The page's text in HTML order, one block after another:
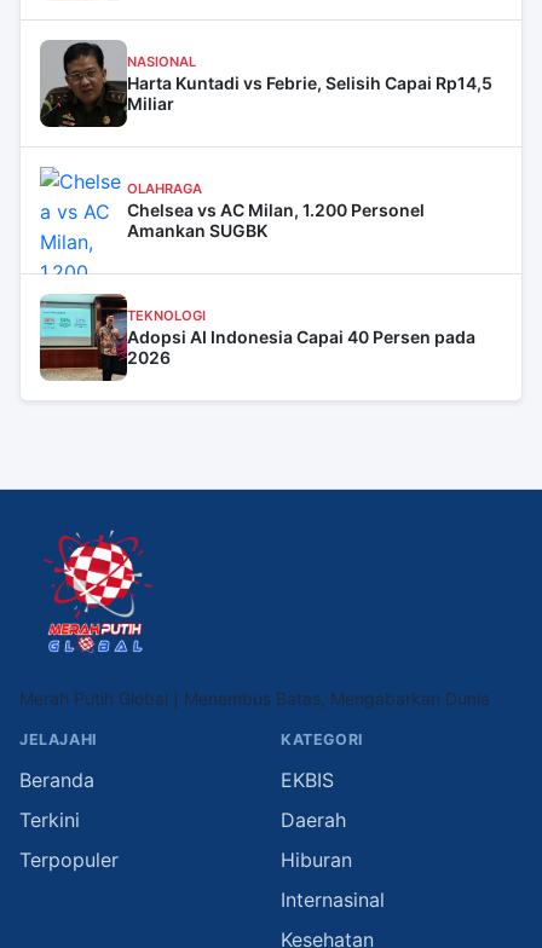
NASIONAL
Harta Kuntadi vs Febrie, Selisih Capai Rp14,5
Miliar
OLAHRAGA
Chelsea vs AC Milan, 1.200 Personel
Amankan SUGBK
TEKNOLOGI
Adopsi AI Indonesia Capai 40 Persen pada
2026
Merah Putih Global | Menembus Batas, Mengabarkan Dunia
JELAJAHI
Beranda
Terkini
Terpopuler
KATEGORI
EKBIS
Daerah
Hiburan
Internasinal
Kesehatan